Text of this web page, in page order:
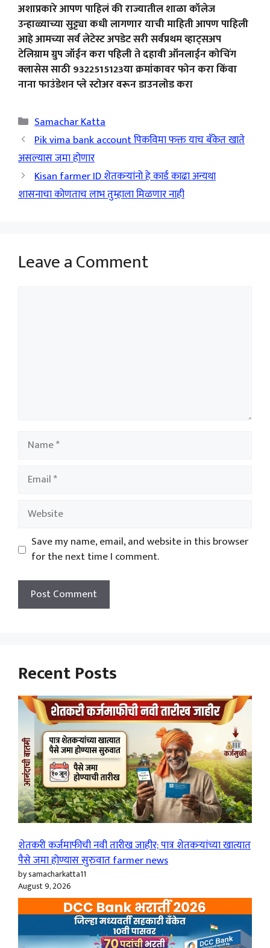
अशाप्रकारे आपण पाहिलं की राज्यातील शाळा कॉलेज
उन्हाळ्याच्या सुट्ट्या कधी लागणार याची माहिती आपण पाहिली
आहे आमच्या सर्व लेटेस्ट अपडेट सरी सर्वप्रथम व्हाट्सअप
टेलिग्राम ग्रुप जॉईन करा पहिली ते दहावी ऑनलाईन कोचिंग
क्लासेस साठी 9322515123या क्रमांकावर फोन करा किंवा
नाना फाउंडेशन प्ले स्टोअर वरून डाउनलोड करा
Categories
Samachar Katta
Pik vima bank account पिकविमा फक्त याच बँकेत खाते
असल्यास जमा होणार
Kisan farmer ID शेतकऱ्यांनो हे कार्ड काढा अन्यथा
शासनाचा कोणताच लाभ तुम्हाला मिळणार नाही
Leave a Comment
Name
Email
Website
Save my name, email, and website in this browser
for the next time I comment.
Recent Posts
शेतकरी कर्जमाफीची नवी तारीख जाहीर; पात्र शेतकऱ्यांच्या खात्यात
पैसे जमा होण्यास सुरुवात farmer news
by samacharkatta11
August 9, 2026